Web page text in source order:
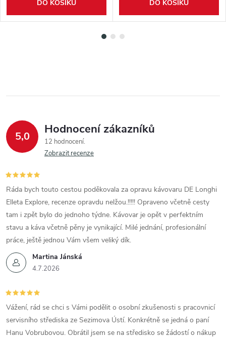
DO KOŠÍKU DO KOŠÍKU
5,0 Hodnocení zákazníků
12 hodnocení
Zobrazit recenze
Martina Jánská
4.7.2026
Ráda bych touto cestou poděkovala za opravu kávovaru DE Longhi
Elleta Explore, recenze opravdu nelžou.!!!!! Opraveno včetně cesty
tam i zpět bylo do jednoho týdne. Kávovar je opět v perfektním
stavu a káva včetně pěny je vynikající. Milé jednání, profesionální
práce, ještě jednou Vám všem veliký dík.
Vážení, rád se chci s Vámi podělit o osobní zkušenosti s pracovnicí
servisního střediska ze Sezimova Ústí. Konkrétně se jedná o paní
Hanu Vobrubovou. Obrátil jsem se na středisko se žádostí o nákup